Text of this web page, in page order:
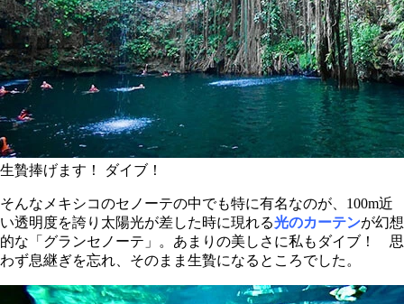
生贄捧げます！ ダイブ！
そんなメキシコのセノーテの中でも特に有名なのが、100m近
い透明度を誇り太陽光が差した時に現れる光のカーテンが幻想
的な「グランセノーテ」。あまりの美しさに私もダイブ！ 思
わず息継ぎを忘れ、そのまま生贄になるところでした。